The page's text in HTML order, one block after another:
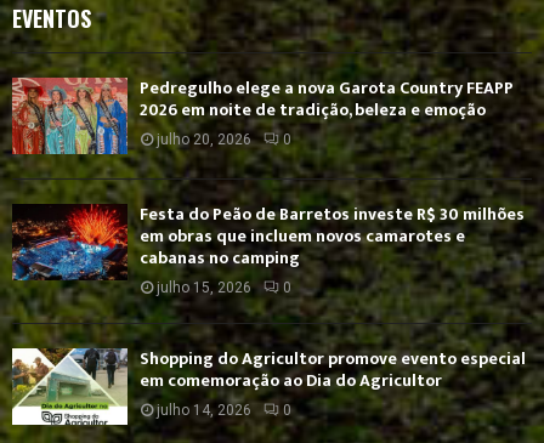
EVENTOS
Pedregulho elege a nova Garota Country FEAPP
2026 em noite de tradição, beleza e emoção
julho 20, 2026 0
Festa do Peão de Barretos investe R$ 30 milhões
em obras que incluem novos camarotes e
cabanas no camping
julho 15, 2026 0
Shopping do Agricultor promove evento especial
em comemoração ao Dia do Agricultor
julho 14, 2026 0